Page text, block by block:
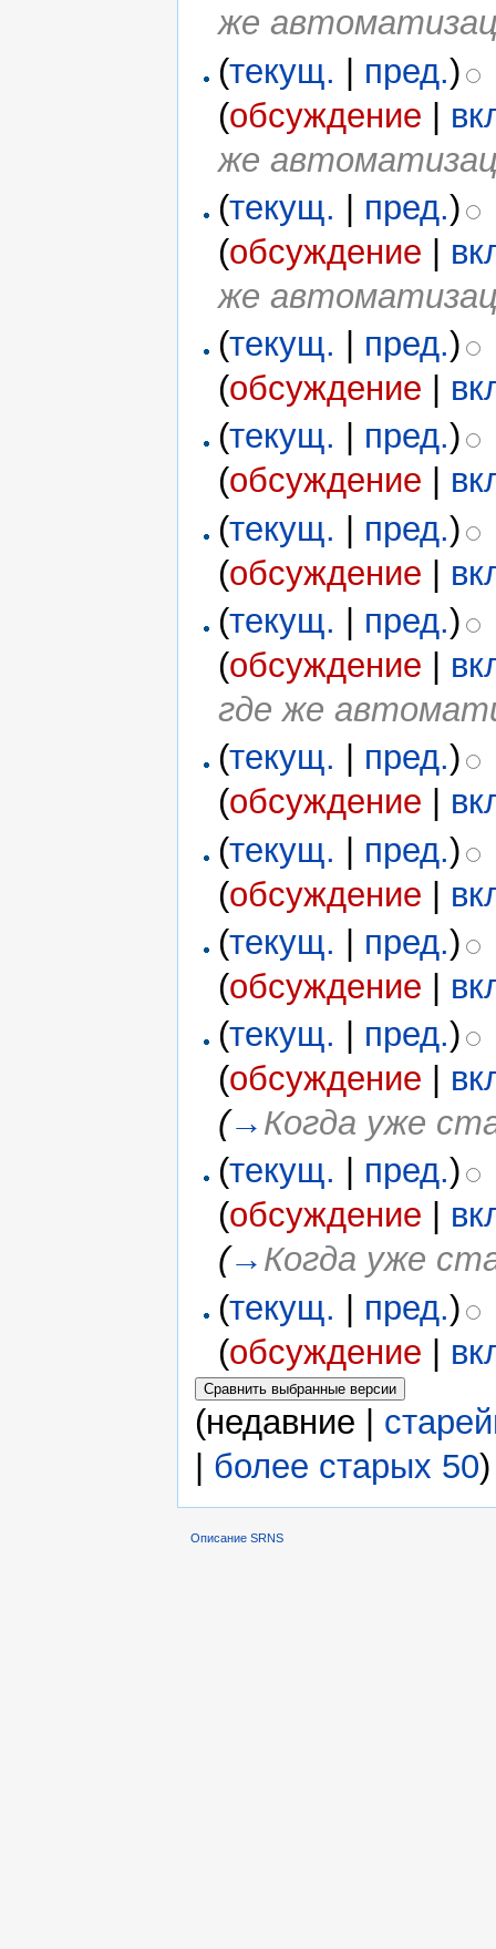
же
(текущ. | пред.)
(обсуждение |
же
(текущ. пред.)
(обсуждение
же
(текущ. пред.)
(обсуждение
(текущ. пред.)
(обсуждение
(текущ. | пред.)
(обсуждение |
(текущ. пред.)
(обсуждение
где же
(текущ. пред.)
(обсуждение
(текущ. | пред.)
(обсуждение |
(текущ. пред.)
(обсуждение
(текущ. пред.)
(обсуждение
(→ Когда уже
(текущ. пред.)
(обсуждение
(→ Когда уже
(текущ. | пред.)
(обсуждение |
(недавние |
более старых 50
Описание SRNS